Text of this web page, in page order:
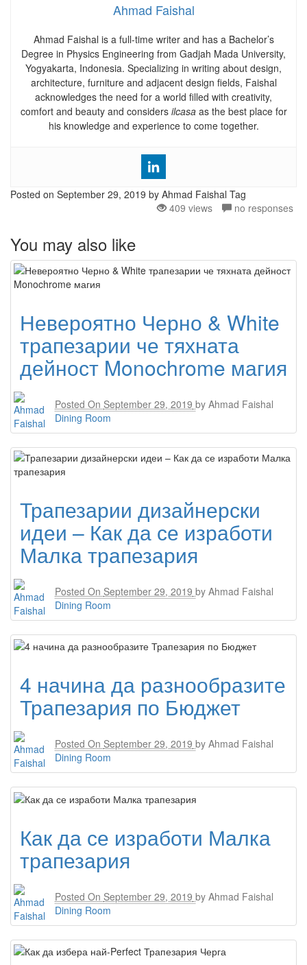
Ahmad Faishal
Ahmad Faishal is a full-time writer and has a Bachelor’s
Degree in Physics Engineering from Gadjah Mada University,
Yogyakarta, Indonesia. Specializing in writing about design,
architecture, furniture and adjacent design fields, Faishal
acknowledges the need for a world filled with creativity,
comfort and beauty and considers ilcasaas the best place for
his knowledge and experience to come together.
Posted on September 29, 2019 by Ahmad Faishal Tag
409 views
no responses
You may also like
Невероятно Черно & White
трапезарии че тяхната
дейност Monochrome магия
Posted On September 29, 2019 by Ahmad Faishal
Dining Room
Трапезарии дизайнерски
идеи – Как да се изработи
Малка трапезария
Posted On September 29, 2019 by Ahmad Faishal
Dining Room
4 начина да разнообразите
Трапезария по Бюджет
Posted On September 29, 2019 by Ahmad Faishal
Dining Room
Как да се изработи Малка
трапезария
Posted On September 29, 2019 by Ahmad Faishal
Dining Room